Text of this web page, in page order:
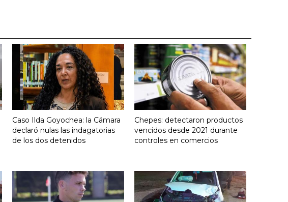
Caso Ilda Goyochea: la Cámara
declaró nulas las indagatorias
de los dos detenidos
Chepes: detectaron productos
vencidos desde 2021 durante
controles en comercios